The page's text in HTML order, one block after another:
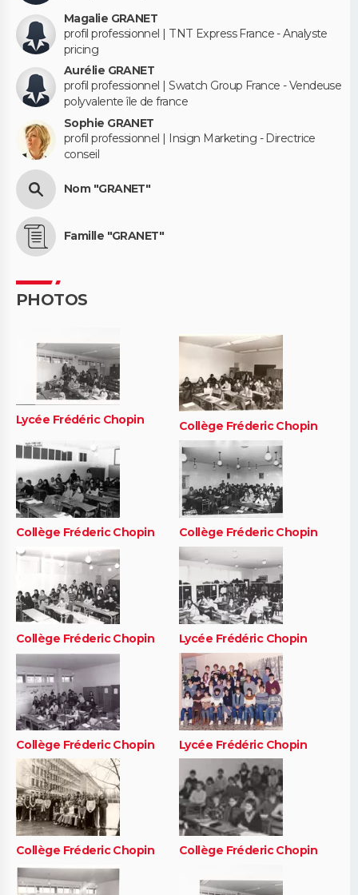
Magalie GRANET
profil professionnel | TNT Express France - Analyste
pricing
Aurélie GRANET
profil professionnel | Swatch Group France - Vendeuse
polyvalente île de france
Sophie GRANET
profil professionnel | Insign Marketing - Directrice
conseil
Nom "GRANET"
Famille "GRANET"
PHOTOS
Lycée Frédéric Chopin Collège Fréderic Chopin
Collège Fréderic Chopin Collège Fréderic Chopin
Collège Fréderic Chopin Lycée Frédéric Chopin
Collège Fréderic Chopin Lycée Frédéric Chopin
Collège Fréderic Chopin Collège Fréderic Chopin